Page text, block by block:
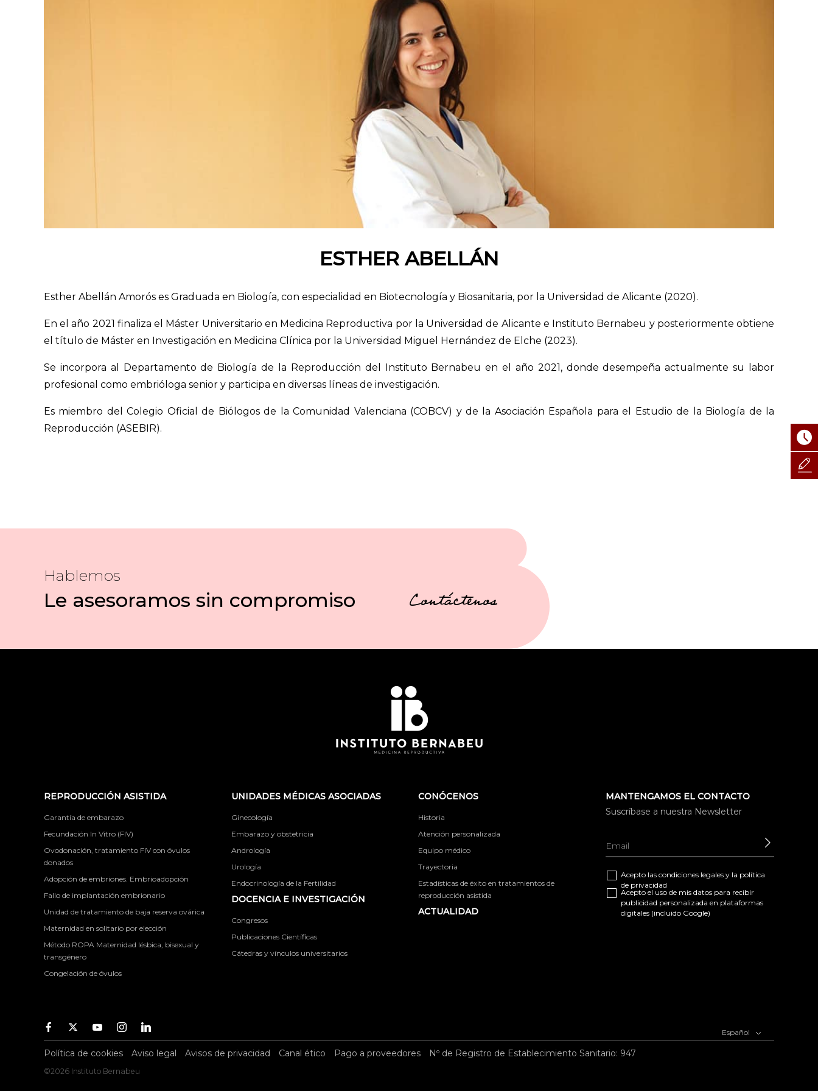
ESTHER ABELLÁN
Esther Abellán Amorós es Graduada en Biología, con especialidad en Biotecnología y Biosanitaria, por la Universidad de Alicante (2020).
En el año 2021 finaliza el Máster Universitario en Medicina Reproductiva por la Universidad de Alicante e Instituto Bernabeu y posteriormente obtiene
el título de Máster en Investigación en Medicina Clínica por la Universidad Miguel Hernández de Elche (2023).
Se incorpora al Departamento de Biología de la Reproducción del Instituto Bernabeu en el año 2021, donde desempeña actualmente su labor
profesional como embrióloga senior y participa en diversas líneas de investigación.
Es miembro del Colegio Oficial de Biólogos de la Comunidad Valenciana (COBCV) y de la Asociación Española para el Estudio de la Biología de la
Reproducción (ASEBIR).
Hablemos
Le asesoramos sin compromiso Contáctenos
REPRODUCCIÓN ASISTIDA
Garantía de embarazo
Fecundación In Vitro (FIV)
Ovodonación, tratamiento FIV con óvulos
donados
Adopción de embriones. Embrioadopción
Fallo de implantación embrionario
Unidad de tratamiento de baja reserva ovárica
Maternidad en solitario por elección
Método ROPA Maternidad lésbica, bisexual y
transgénero
Congelación de óvulos
UNIDADES MÉDICAS ASOCIADAS
Ginecología
Embarazo y obstetricia
Andrología
Urología
Endocrinología de la Fertilidad
DOCENCIA E INVESTIGACIÓN
Congresos
Publicaciones Científicas
Cátedras y vínculos universitarios
CONÓCENOS
Historia
Atención personalizada
Equipo médico
Trayectoria
Estadísticas de éxito en tratamientos de
reproducción asistida
ACTUALIDAD
MANTENGAMOS EL CONTACTO
Suscríbase a nuestra Newsletter
Acepto las condiciones legalesy la política
de privacidad
Acepto el uso de mis datos para recibir
publicidad personalizada en plataformas
digitales (incluido Google)
Facebook
TwitterYoutubeInstagramYoutube Español
Política de cookies Aviso legal Avisos de privacidad Canal ético Pago a proveedores Nº de Registro de Establecimiento Sanitario: 947
©2026 Instituto Bernabeu